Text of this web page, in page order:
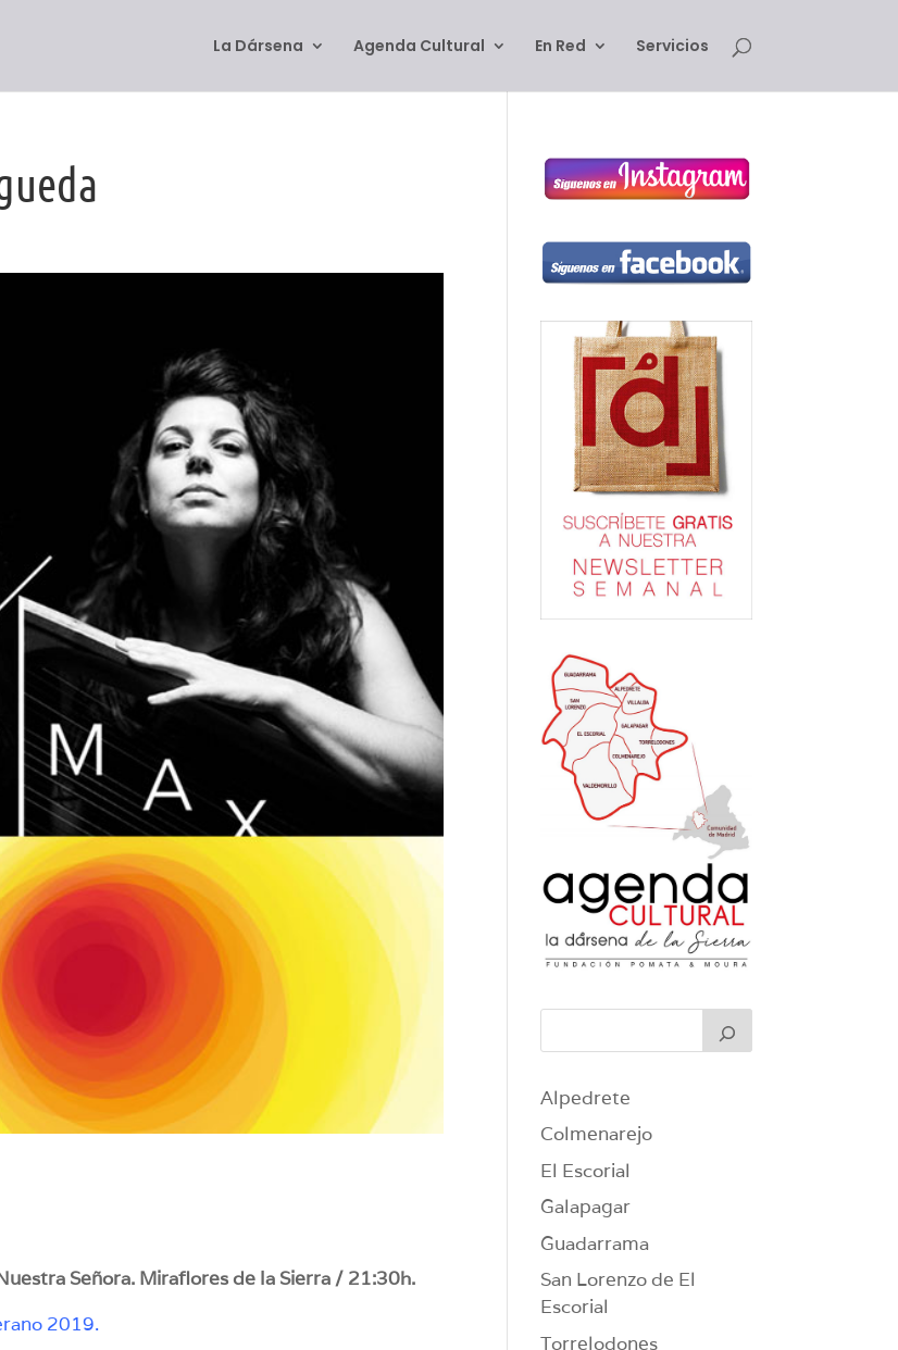
La Dársena Agenda Cultural En Red Servicios
Señora. Miraflores de la Sierra / 21:30h.
2019.
Alpedrete
Colmenarejo
El Escorial
Galapagar
Guadarrama
San Lorenzo de El
Escorial
Torrelodones